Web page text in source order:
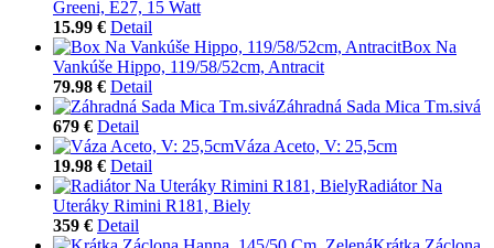
Greeni, E27, 15 Watt
15.99 € Detail
Box Na
Vankúše Hippo, 119/58/52cm, Antracit
79.98 € Detail
Záhradná Sada Mica Tm.sivá
679 € Detail
Váza Aceto, V: 25,5cm
19.98 € Detail
Radiátor Na
Uteráky Rimini R181, Biely
359 € Detail